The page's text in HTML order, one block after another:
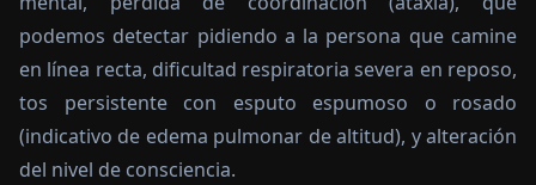
podemos detectar pidiendo a la persona que camine
en línea recta, dificultad respiratoria severa en reposo,
tos persistente con esputo espumoso o rosado
(indicativo de edema pulmonar de altitud), y alteración
del nivel de consciencia.